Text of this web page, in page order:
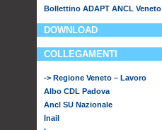
Bollettino ADAPT ANCL Veneto
DOWNLOAD
COLLEGAMENTI
-> Regione Veneto – Lavoro
Albo CDL Padova
Ancl SU Nazionale
Inail